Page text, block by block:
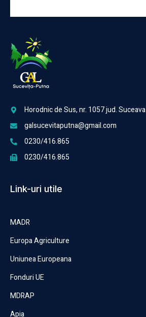
Horodnic de Sus, nr. 1057 jud. Suceava
galsucevitaputna@gmail.com
0230/416.865
0230/416.865
Link-uri utile
MADR
Europa Agriculture
Uniunea Europeana
Fonduri UE
MDRAP
Apia